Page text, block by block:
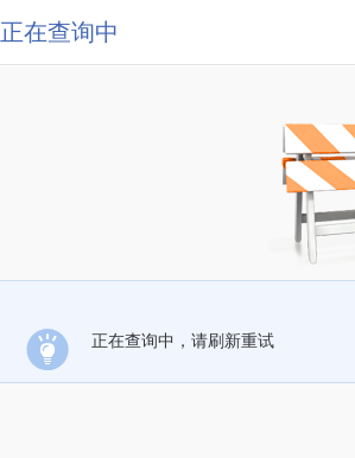
正在查询中
正在查询中，请刷新重试